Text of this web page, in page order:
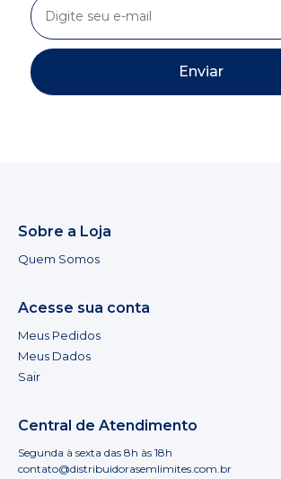
Enviar
Sobre a Loja
Quem Somos
Acesse sua conta
Meus Pedidos
Meus Dados
Sair
Central de Atendimento
Segunda à sexta das 8h às 18h
contato@distribuidorasemlimites.com.br